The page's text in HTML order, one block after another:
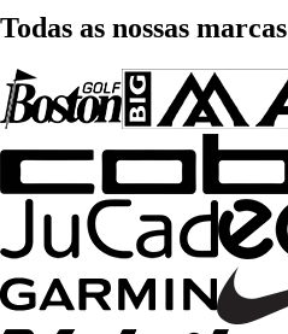
Todas as nossas marcas